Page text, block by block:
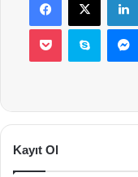
Pocket Skype
Kayıt Ol